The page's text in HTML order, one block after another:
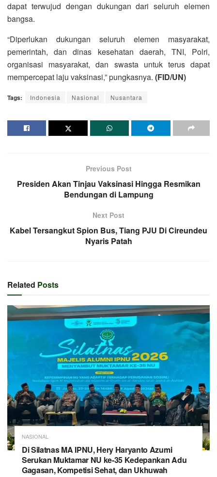
dapat terwujud dengan dukungan dari seluruh elemen
bangsa.
“Diperlukan dukungan seluruh elemen masyarakat,
pemerintah, dan dinas kesehatan daerah, TNI, Polri,
organisasi masyarakat, dan swasta untuk terus dapat
mempercepat laju vaksinasi,” pungkasnya. (FID/UN)
Tags: Indonesia Nasional Nusantara
Previous Post
Presiden Akan Tinjau Vaksinasi Hingga Resmikan
Bendungan di Lampung
Next Post
Kabel Tersangkut Spion Bus, Tiang PJU Di Cireundeu
Nyaris Patah
Related Posts
NASIONAL
Di Silatnas MA IPNU, Hery Haryanto Azumi
Serukan Muktamar NU ke-35 Kedepankan Adu
Gagasan, Kompetisi Sehat, dan Ukhuwah